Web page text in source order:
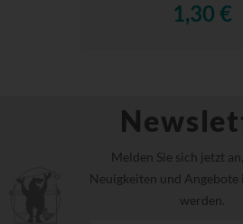
1,30 €
Melden Sie sich jetzt
Neuigkeiten und
werden.